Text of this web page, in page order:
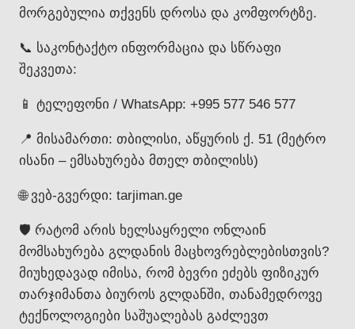
მორგებულია თქვენს დროსა და კომფორტზე.
📞 საკონტაქტო ინფორმაცია და სწრაფი
შეკვეთა:
📱 ტელეფონი / WhatsApp: +995 577 546 577
📍 მისამართი: თბილისი, აწყურის ქ. 51 (მეტრო
ისანი – ემსახურება მთელ თბილისს)
🌐 ვებ-გვერდი: tarjiman.ge
🛡️ რატომ არის ხელსაყრელი ონლაინ
მომსახურება გლდანის მაცხოვრებლებისთვის?
მიუხედავად იმისა, რომ ბევრი ეძებს ფიზიკურ
თარჯიმანთა ბიუროს გლდანში, თანამედროვე
ტექნოლოგიები საშუალებას გაძლევთ